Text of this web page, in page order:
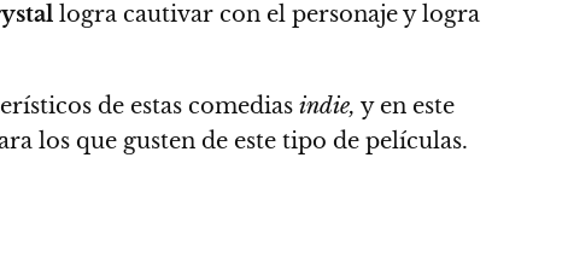
logra cautivar con el personaje y logra
de estas comedias indie, y en este
los que gusten de este tipo de películas.